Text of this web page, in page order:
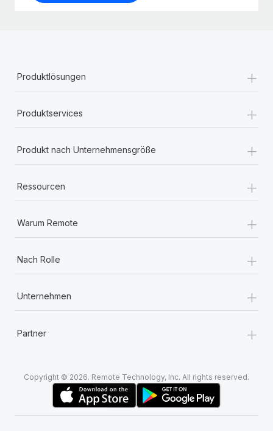
Produktlösungen +
Produktservices +
Produkt nach Unternehmensgröße +
Ressourcen +
Warum Remote +
Nach Rolle +
Unternehmen +
Partner +
Copyright © 2026. Remote Technology, Inc. All rights reserved.